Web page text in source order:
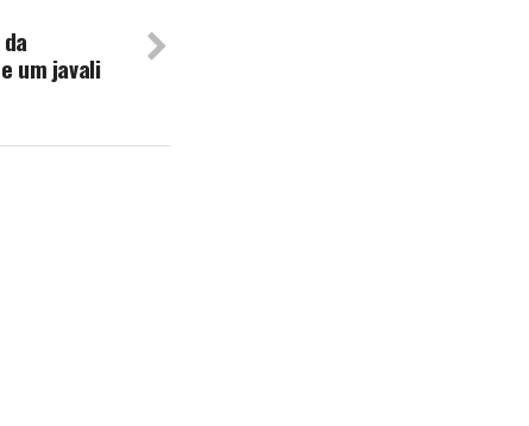
um javali